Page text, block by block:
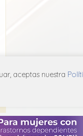
aceptas nuestra